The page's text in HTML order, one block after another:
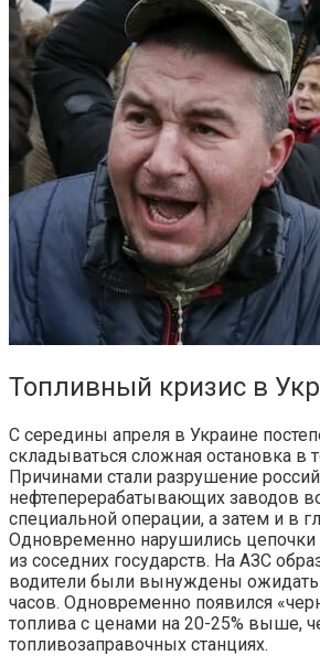
Топливный кризис в
С середины апреля в Украине
складываться сложная остановка в
Причинами стали разрушение
нефтеперерабатывающих заводов
специальной операции, а затем и в
Одновременно нарушились цепочки
из соседних государств. На АЗС
водители были вынуждены ожидать
часов. Одновременно появился
топлива с ценами на 20-25% выше,
топливозаправочных станциях.